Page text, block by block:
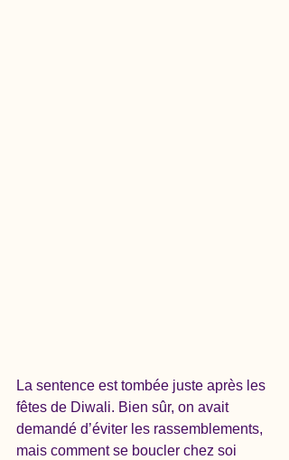
La sentence est tombée juste après les
fêtes de Diwali. Bien sûr, on avait
demandé d’éviter les rassemblements,
mais comment se boucler chez soi